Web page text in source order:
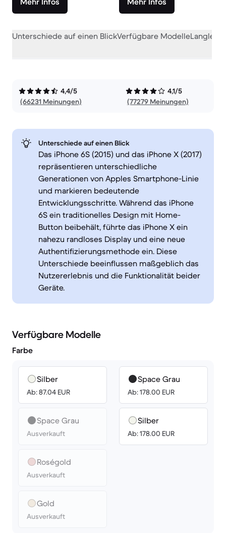
Unterschiede auf einen BlickVerfügbare Modelle
4,4/5
(66231 Meinungen)
4,1/5
(77279 Meinungen)
Unterschiede auf einen Blick
Das iPhone 6S (2015) und das iPhone X (2017)
repräsentieren unterschiedliche
Generationen von Apples Smartphone-Linie
und markieren bedeutende
Entwicklungsschritte. Während das iPhone
6S ein traditionelles Design mit Home-
Button beibehält, führte das iPhone X ein
nahezu randloses Display und eine neue
Authentifizierungsmethode ein. Diese
Unterschiede beeinflussen maßgeblich das
Nutzererlebnis und die Funktionalität beider
Geräte.
Verfügbare Modelle
Farbe
Silber
Ab: 87.04 EUR
Space Grau
Ausverkauft
Roségold
Ausverkauft
Gold
Ausverkauft
Space Grau
Ab: 178.00 EUR
Silber
Ab: 178.00 EUR